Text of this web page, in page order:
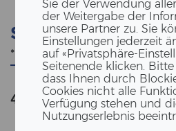
Sie der Verwendung
der Weitergabe der
unsere Partner zu. Sie
Einstellungen jederzeit
auf «Privatsphäre-
Seitenende klicken.
dass Ihnen durch
Cookies nicht alle
Verfügung stehen und
Nutzungserlebnis
Suche
474 Anzahl der